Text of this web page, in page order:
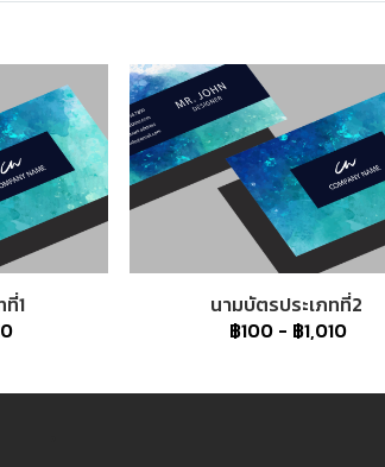
1
นามบัตรประเภทที่2
฿100 - ฿1,010